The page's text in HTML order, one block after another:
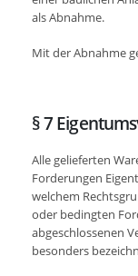
als Abnahme.
Mit der Abnahme
§ 7
Alle gelieferten
Forderungen
welchem
oder bedingten
abgeschlossenen
besonders